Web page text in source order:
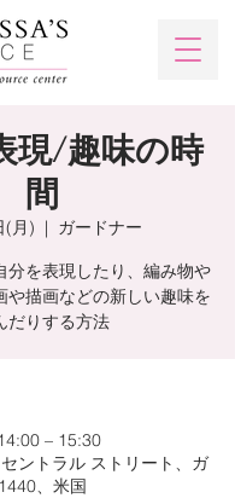
現/趣味の時
間
(月)
  |
ガードナー
分を表現したり、編み物や
や描画などの新しい趣味を
だりする方法
– 15:30
ントラル ストリート、ガ
、米国